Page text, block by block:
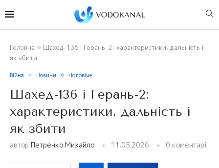
Головна » Шахед-136 і Герань-2: характеристики, дальність і
як збити
Війна Новини Чоловіче
Шахед-136 і Герань-2:
характеристики, дальність і
як збити
автор Петренко Михайло 11.05.2026 0 коментарі